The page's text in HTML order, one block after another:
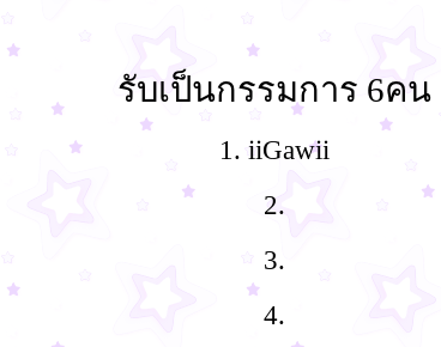
รับเป็นกรรมการ 6คน
1. iiGawii
2.
3.
4.